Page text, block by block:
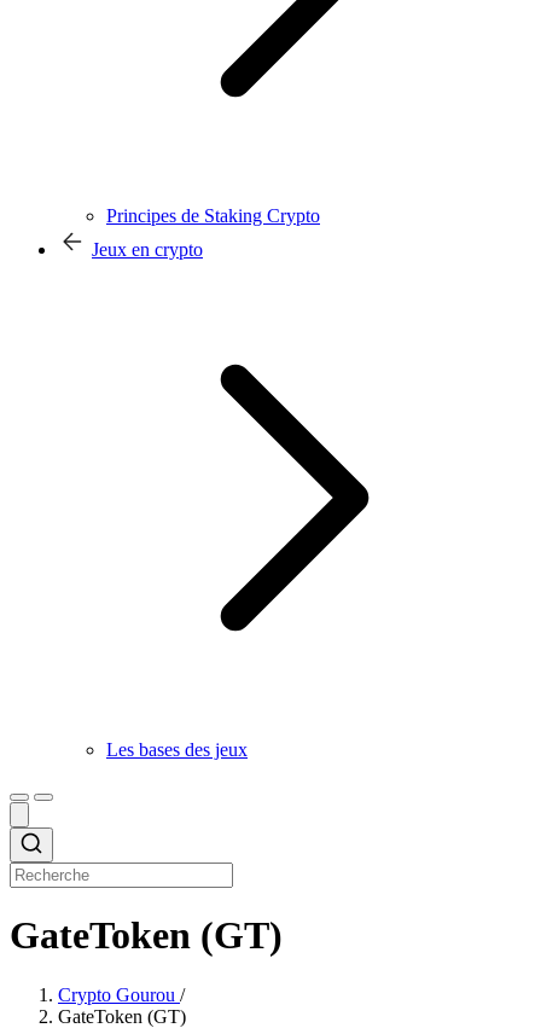
Principes de Staking Crypto
Jeux en crypto
Les bases des jeux
GateToken (GT)
Crypto Gourou /
GateToken (GT)